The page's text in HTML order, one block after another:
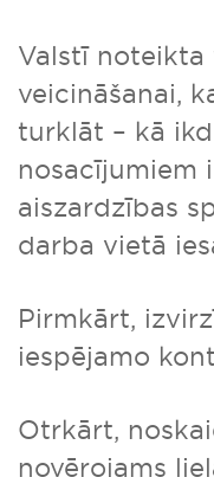
Valstī noteikta
veicināšanai,
turklāt – kā
nosacījumiem
aiszardzības
darba vietā
Pirmkārt,
iespējamo
Otrkārt,
novērojams